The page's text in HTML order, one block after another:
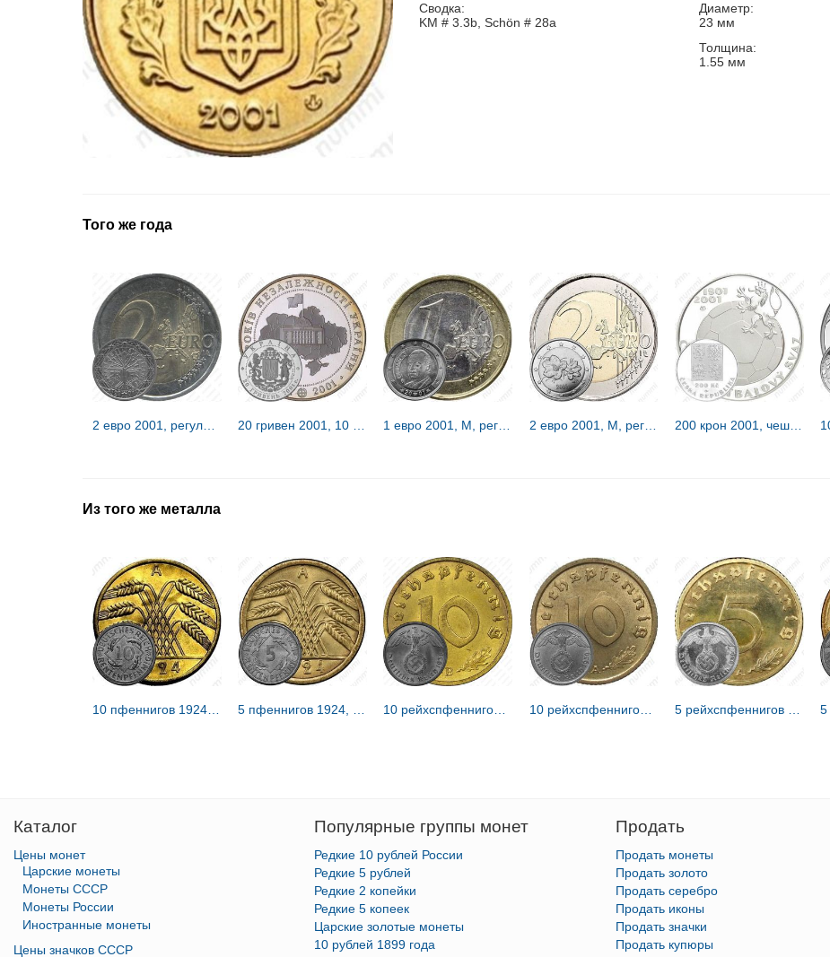
Сводка:
KM # 3.3b, Schön # 28a
Диаметр:
23 мм
Толщина:
1.55 мм
Того же года
2 евро 2001, M, регулярный чекан Финляндии [Финляндия] 200 крон 2001, чешский футбол [Чехия]
Из того же металла
10 рейхспфеннигов 1939 [Германия / Третий рейх]
Каталог
Цены монет
Царские монеты
Монеты СССР
Монеты России
Иностранные монеты
Цены значков СССР
Популярные группы монет
Редкие 10 рублей России
Редкие 5 рублей
Редкие 2 копейки
Редкие 5 копеек
Царские золотые монеты
10 рублей 1899 года
Продать
Продать монеты
Продать золото
Продать серебро
Продать иконы
Продать значки
Продать купюры